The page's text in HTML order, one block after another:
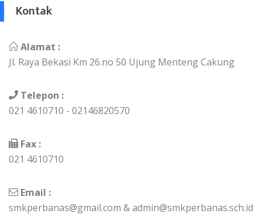
Kontak
Alamat :
Jl. Raya Bekasi Km 26.no 50 Ujung Menteng Cakung
Telepon :
021 4610710 - 02146820570
Fax :
021 4610710
Email :
smkperbanas@gmail.com & admin@smkperbanas.sch.id